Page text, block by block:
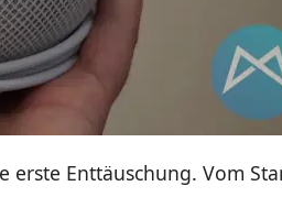
erste Enttäuschung. Vom